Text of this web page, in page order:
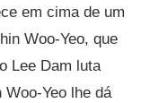
em cima de um
Woo-Yeo, que
Lee Dam luta
Yeo lhe dá